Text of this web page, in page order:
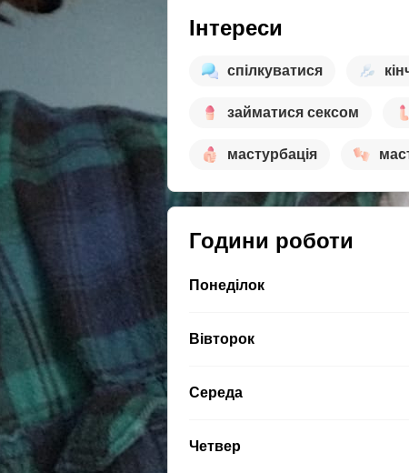
Інтереси
спілкуватися
займатися сексом
мастурбація
Години роботи
Понеділок
Вівторок
Середа
Четвер